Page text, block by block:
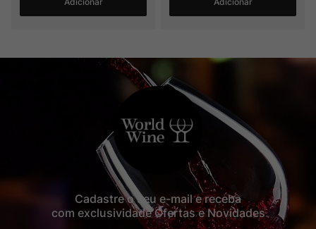
Cadastre o seu e-mail e receba
com exclusividade Ofertas e Novidades